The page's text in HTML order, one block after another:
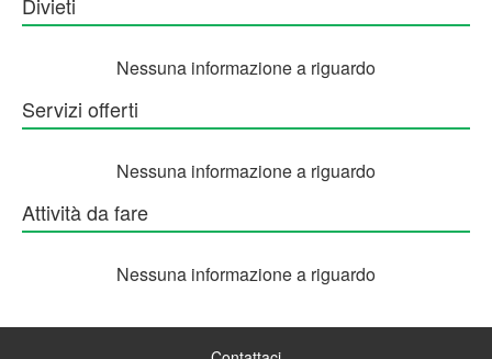
Nessuna informazione a riguardo
Servizi offerti
Nessuna informazione a riguardo
Attività da fare
Nessuna informazione a riguardo